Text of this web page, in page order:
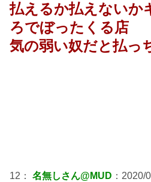
払えるか払えないか
ろでぼったくる店
気の弱い奴だと払っ
12： 名無しさん@MUD ：2020/